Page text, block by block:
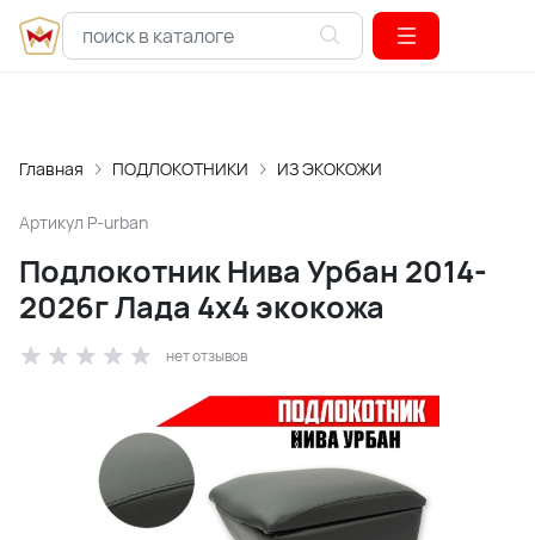
Главная ПОДЛОКОТНИКИ ИЗ ЭКОКОЖИ
Артикул P-urban
Подлокотник Нива Урбан 2014-
2026г Лада 4x4 экокожа
нет отзывов